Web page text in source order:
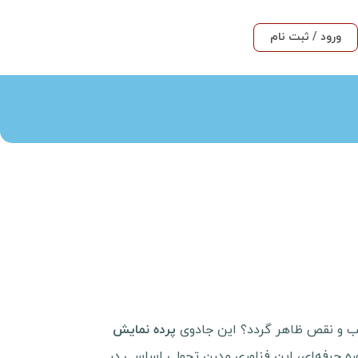
ورود / ثبت نام
و نقص ظاهر گردد؟ این جادوی پرده نمایش